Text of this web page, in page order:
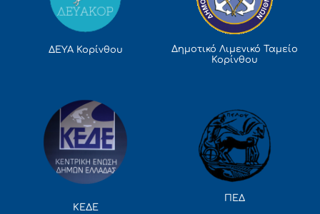
ΔΕΥΑ Κορίνθου
Δημοτικό Λιμενικό Ταμείο
Κορίνθου
ΚΕΔΕ
ΠΕΔ